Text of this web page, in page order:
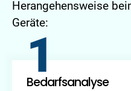
Herangehensweise
Geräte:
Bedarfsanalyse
1